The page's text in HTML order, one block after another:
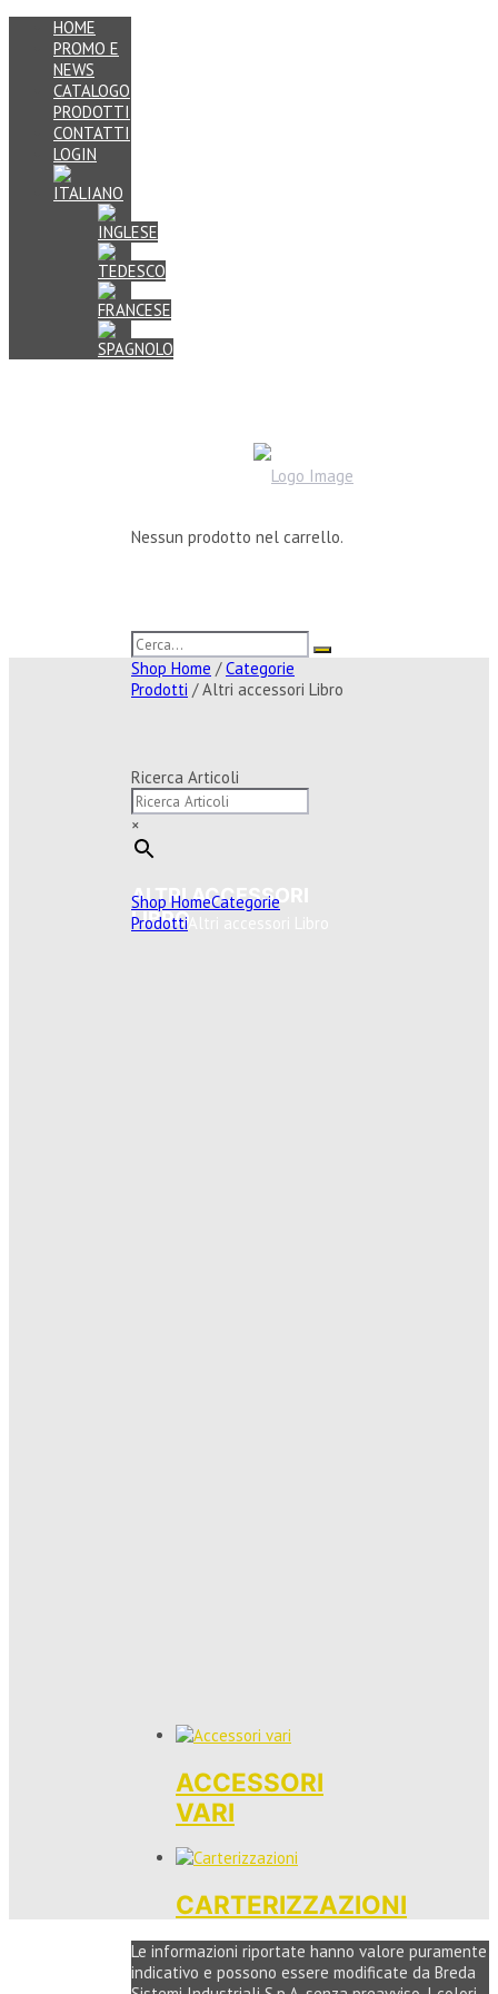
HOME
PROMO E
NEWS
CATALOGO
PRODOTTI
CONTATTI
LOGIN
Nessun prodotto nel carrello.
Shop Home /Categorie
Prodotti / Altri accessori Libro
Ricerca Articoli
×
ALTRI ACCESSORI
LIBRO
Shop HomeCategorie
Prodotti
ACCESSORI
VARI
CARTERIZZAZIONI
Le informazioni riportate hanno valore puramente
indicativo e possono essere modificate da Breda